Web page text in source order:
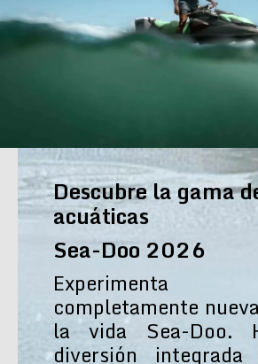
Descubre la gama
acuáticas
Sea-Doo 2026
Experimenta
completamente
la vida Sea-Doo.
diversión